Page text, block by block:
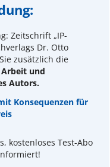
Zeitschrift „IP-
Dr. Otto
zusätzlich die
und
Autors.
Konsequenzen für
kostenloses Test-Abo